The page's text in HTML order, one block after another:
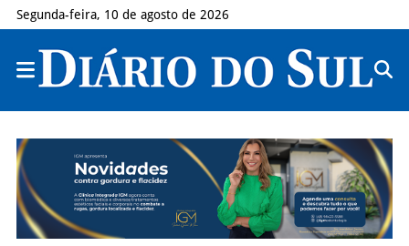
Segunda-feira, 10 de agosto de 2026